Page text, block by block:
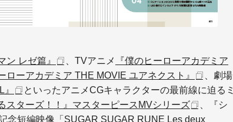
ン レゼ篇』 、TVアニメ
『僕のヒーローアカデミア
ローアカデミア THE MOVIE ユアネクスト』
、劇場
といったアニメCGキャラクターの最前線に迫るミ
スターズ！！』マスターピースMVシリーズ
、『シ
念短編映像 「SUGAR SUGAR RUNE Les deux